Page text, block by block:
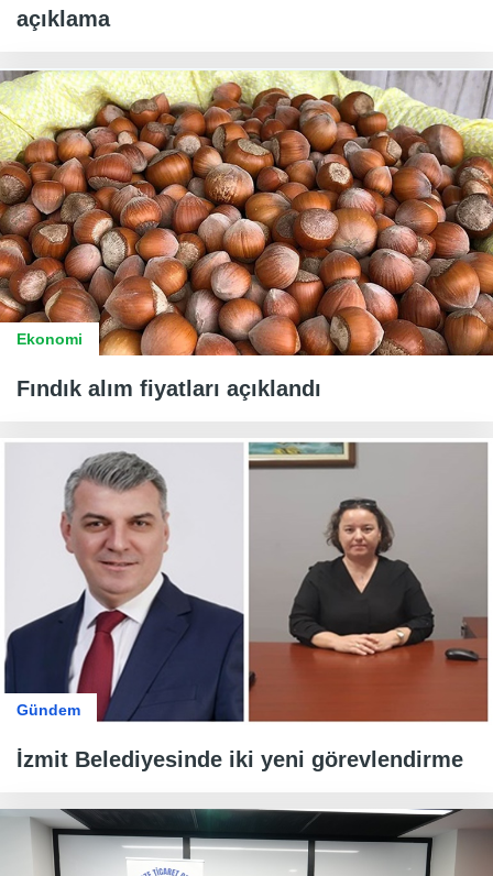
açıklama
Ekonomi
Fındık alım fiyatları açıklandı
Gündem
İzmit Belediyesinde iki yeni görevlendirme